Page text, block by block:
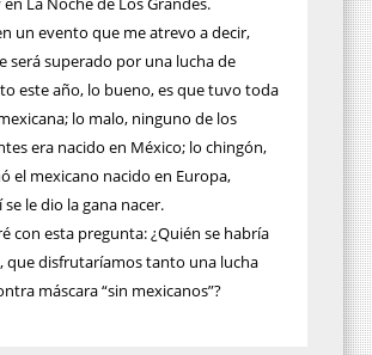
un evento que me atrevo a decir,
será superado por una lucha de
este año, lo bueno, es que tuvo toda
lo malo, ninguno de los
era nacido en México; lo chingón,
el mexicano nacido en Europa,
le dio la gana nacer.
con esta pregunta: ¿Quién se habría
que disfrutaríamos tanto una lucha
máscara “sin mexicanos”?